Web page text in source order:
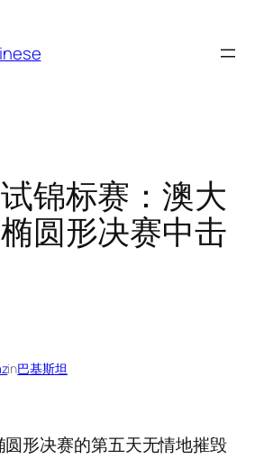
锦标赛：澳大
圆形决赛中击
in巴基斯坦
形决赛的第五天无情地摧毁